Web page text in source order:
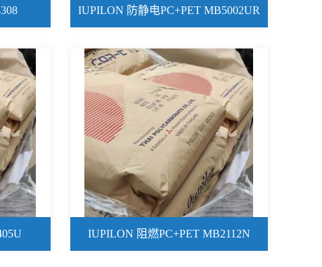
IUPILON 防静电PC+PET MB5002UR
IUPILON 阻燃PC+PET MB2112N